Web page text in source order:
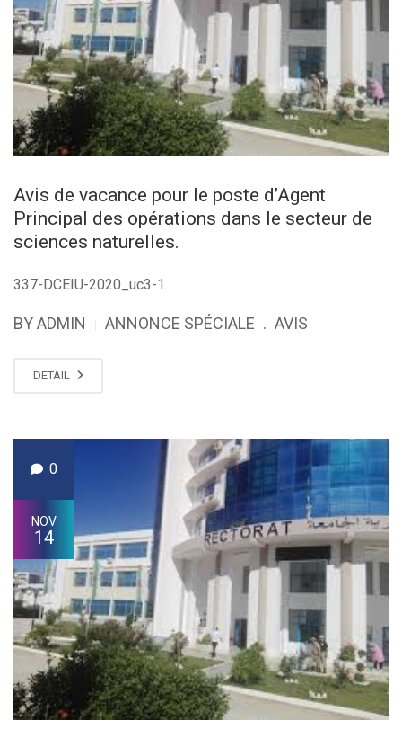
Avis de vacance pour le poste d’Agent
Principal des opérations dans le secteur de
sciences naturelles.
337-DCEIU-2020_uc3-1
BY ADMIN ANNONCE SPÉCIALE . AVIS
DETAIL
0
NOV
14